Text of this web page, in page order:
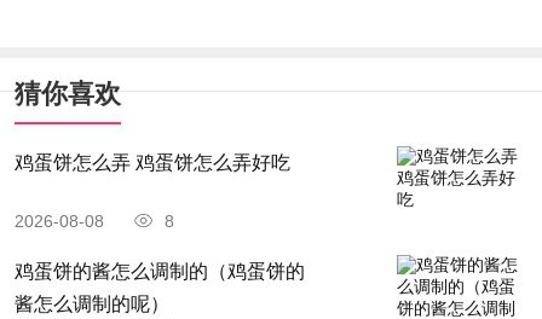
猜你喜欢
鸡蛋饼怎么弄 鸡蛋饼怎么弄好吃
2026-08-08 8
鸡蛋饼的酱怎么调制的（鸡蛋饼的
酱怎么调制的呢）